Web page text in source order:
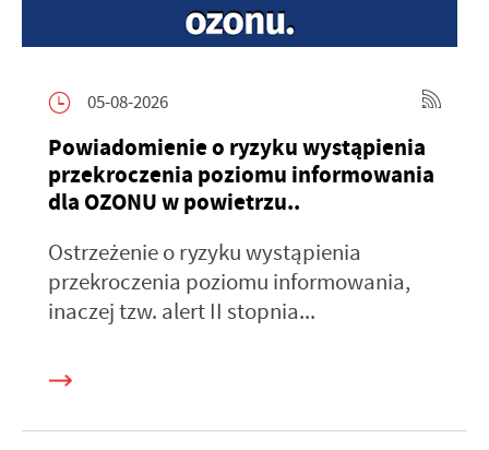
05-08-2026
Powiadomienie o ryzyku wystąpienia
przekroczenia poziomu informowania
dla OZONU w powietrzu..
Ostrzeżenie o ryzyku wystąpienia
przekroczenia poziomu informowania,
inaczej tzw. alert II stopnia...